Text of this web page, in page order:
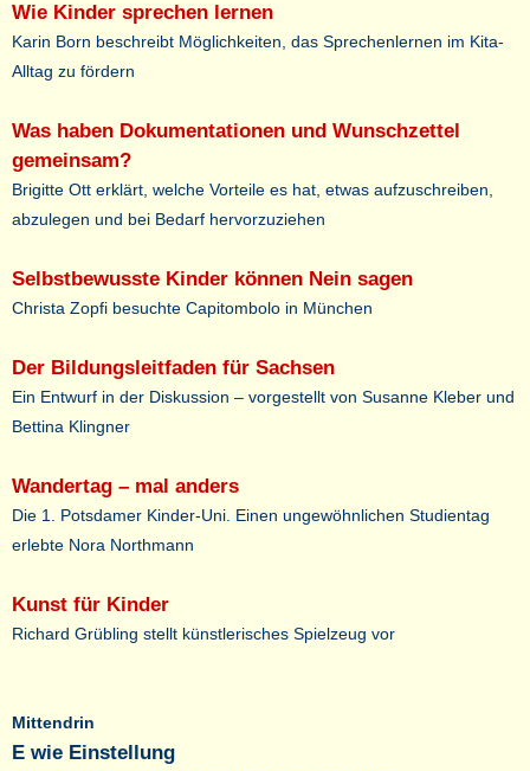
Wie Kinder sprechen lernen
Karin Born beschreibt Möglichkeiten, das Sprechenlernen im Kita-
Alltag zu fördern
Was haben Dokumentationen und Wunschzettel
gemeinsam?
Brigitte Ott erklärt, welche Vorteile es hat, etwas aufzuschreiben,
abzulegen und bei Bedarf hervorzuziehen
Selbstbewusste Kinder können Nein sagen
Christa Zopfi besuchte Capitombolo in München
Der Bildungsleitfaden für Sachsen
Ein Entwurf in der Diskussion – vorgestellt von Susanne Kleber und
Bettina Klingner
Wandertag – mal anders
Die 1. Potsdamer Kinder-Uni. Einen ungewöhnlichen Studientag
erlebte Nora Northmann
Kunst für Kinder
Richard Grübling stellt künstlerisches Spielzeug vor
Mittendrin
E wie Einstellung